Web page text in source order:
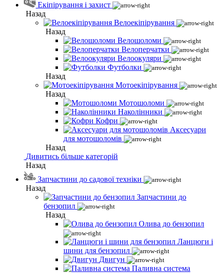
Екіпірування і захист
Назад
Велоекіпірування
Назад
Велошоломи
Велоперчатки
Велоокуляри
Футболки
Назад
Мотоекіпірування
Назад
Мотошоломи
Наколінники
Кофри
Аксесуари
для мотошоломів
Назад
Дивитись більше категорій
Назад
Запчастини до садової техніки
Назад
Запчастини до
бензопил
Назад
Олива до бензопил
Ланцюги і
шини для бензопил
Двигун
Паливна система